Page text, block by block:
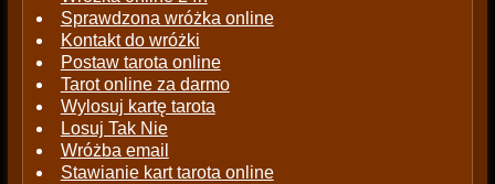
Sprawdzona wróżka online
Kontakt do wróżki
Postaw tarota online
Tarot online za darmo
Wylosuj kartę tarota
Losuj Tak Nie
Wróżba email
Stawianie kart tarota online